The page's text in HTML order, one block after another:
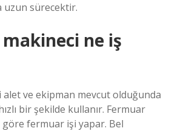
uzun sürecektir.
ne iş
alet ve ekipman mevcut olduğunda
bir şekilde kullanır. Fermuar
fermuar işi yapar. Bel